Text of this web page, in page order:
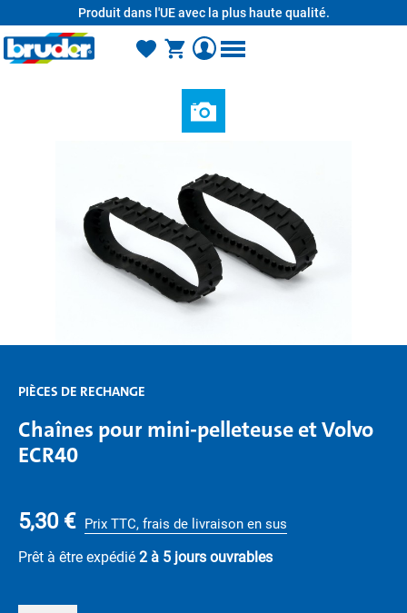
Produit dans l'UE avec la plus haute qualité.
PIÈCES DE RECHANGE
Chaînes pour mini-pelleteuse et Volvo
ECR40
5,30 € Prix TTC, frais de livraison en sus
Prêt à être expédié 2 à 5 jours ouvrables